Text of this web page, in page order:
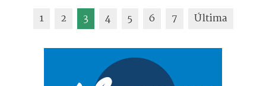
1 2 3 4 5 6 7 Última